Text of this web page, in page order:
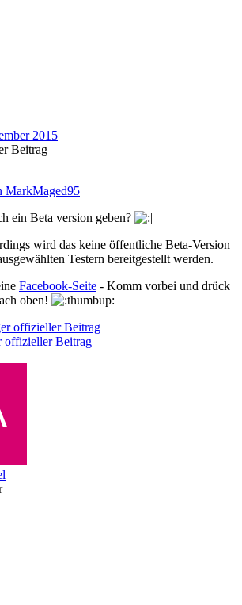
2015
Beitrag
MarkMaged95
ein Beta version geben?
wird das keine öffentliche Beta-Version
Testern bereitgestellt werden.
Facebook-Seite - Komm vorbei und drück
oben!
offizieller Beitrag
offizieller Beitrag